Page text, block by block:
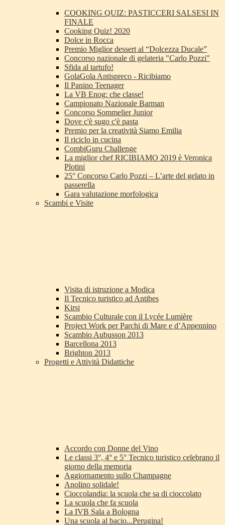
COOKING QUIZ: PASTICCERI SALSESI IN
FINALE
Cooking Quiz! 2020
Dolce in Rocca
Premio Miglior dessert al “Dolcezza Ducale”
Concorso nazionale di gelateria "Carlo Pozzi"
Sfida al tartufo!
GolaGola Antispreco - Ricibiamo
Il Panino Teenager
La VB Enog: che classe!
Campionato Nazionale Barman
Concorso Sommelier Junior
Dove c'è sugo c'è pasta
Premio per la creatività Siamo Emilia
Il riciclo in cucina
CombiGuru Challenge
La miglior chef RICIBIAMO 2019 è Veronica
Plotini
25° Concorso Carlo Pozzi – L’arte del gelato in
passerella
Gara valutazione morfologica
Scambi e Visite
Visita di istruzione a Modica
Il Tecnico turistico ad Antibes
Kirsi
Scambio Culturale con il Lycée Lumière
Project Work per Parchi di Mare e d’Appennino
Scambio Aubusson 2013
Barcellona 2013
Brighton 2013
Progetti e Attività Didattiche
Accordo con Donne del Vino
Le classi 3°, 4° e 5° Tecnico turistico celebrano il
giorno della memoria
Aggiornamento sullo Champagne
Anolino solidale!
Cioccolandia: la scuola che sa di cioccolato
La scuola che fa scuola
La IVB Sala a Bologna
Una scuola al bacio...Perugina!